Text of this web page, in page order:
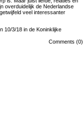
overduidelijk de Nederlandse
veel interessanter
10/3/18 in de Koninklijke
Comments (0)